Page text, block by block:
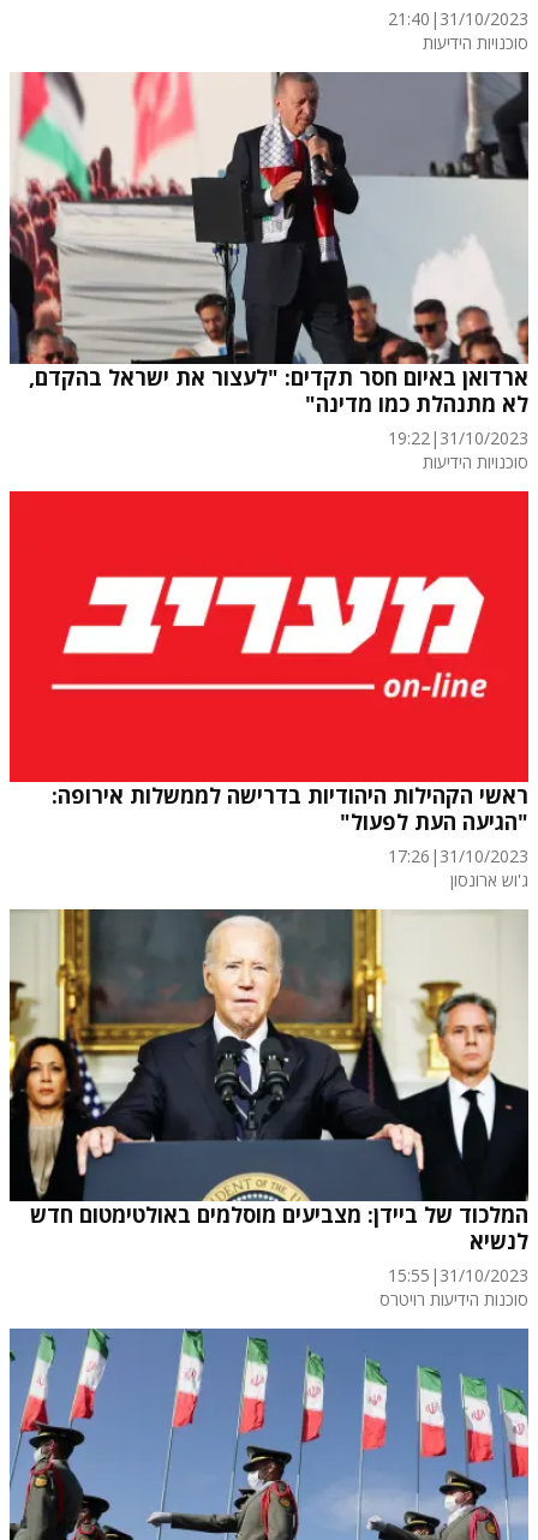
31/10/2023
|
21:40
סוכנויות הידיעות
ארדואן באיום חסר תקדים: "לעצור את ישראל בהקדם,
לא מתנהלת כמו מדינה"
31/10/2023
|
19:22
סוכנויות הידיעות
ראשי הקהילות היהודיות בדרישה לממשלות אירופה:
"הגיעה העת לפעול"
31/10/2023
|
17:26
ג'וש ארונסון
המלכוד של ביידן: מצביעים מוסלמים באולטימטום חדש
לנשיא
31/10/2023
|
15:55
סוכנות הידיעות רויטרס